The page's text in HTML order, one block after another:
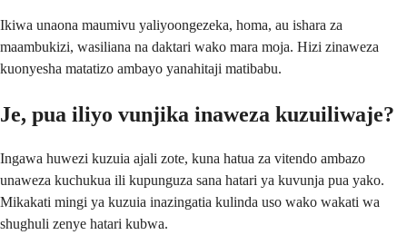
Ikiwa unaona maumivu yaliyoongezeka, homa, au ishara za
maambukizi, wasiliana na daktari wako mara moja. Hizi zinaweza
kuonyesha matatizo ambayo yanahitaji matibabu.
Je, pua iliyo vunjika inaweza kuzuiliwaje?
Ingawa huwezi kuzuia ajali zote, kuna hatua za vitendo ambazo
unaweza kuchukua ili kupunguza sana hatari ya kuvunja pua yako.
Mikakati mingi ya kuzuia inazingatia kulinda uso wako wakati wa
shughuli zenye hatari kubwa.